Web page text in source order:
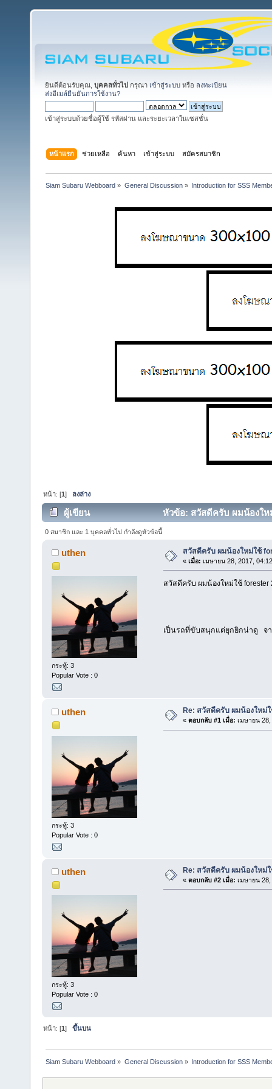
ยินดีต้อนรับคุณ, บุคคลทั่วไป กรุณา เข้าสู่ระบบ หรือ ลงทะเบียน
ส่งอีเมล์ยืนยันการใช้งาน?
เข้าสู่ระบบด้วยชื่อผู้ใช้ รหัสผ่าน และระยะเวลาในเซสชั่น
หน้าแรก ช่วยเหลือ ค้นหา เข้าสู่ระบบ สมัครสมาชิก
Siam Subaru Webboard » General Discussion» Introduction for SSS
หน้า: [1] ลงล่าง
ผู้เขียน หัวข้อ: สวัสดีครับ ผมน้องให
0 สมาชิก และ 1 บุคคลทั่วไป กำลังดูหัวข้อนี้
uthen
กระทู้: 3
Popular Vote : 0
สวัสดีครับ ผมน้องใหม่ใช้
« เมื่อ: เมษายน 28, 2017,
สวัสดีครับ ผมน้องใหม่ใช้ forester
เป็นรถที่ขับสนุกแต่ยุกยิกน่าดู จ
uthen
กระทู้: 3
Popular Vote : 0
Re: สวัสดีครับ ผมน้องใหม่
« ตอบกลับ #1 เมื่อ: เมษายน
uthen
กระทู้: 3
Popular Vote : 0
Re: สวัสดีครับ ผมน้องใหม่
« ตอบกลับ #2 เมื่อ: เมษายน
หน้า: [1]ขึ้นบน
Siam Subaru Webboard » General Discussion» Introduction for SSS